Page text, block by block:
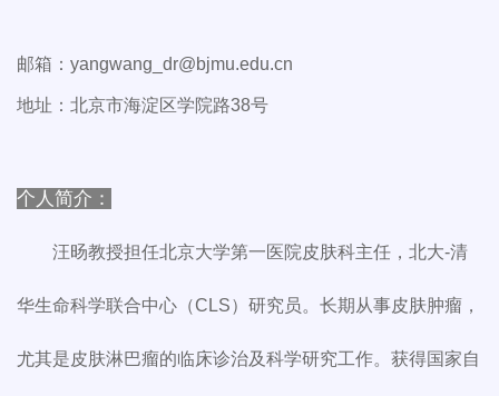
邮箱：yangwang_dr@bjmu.edu.cn
地址：北京市海淀区学院路38号
个人简介：
汪旸教授担任北京大学第一医院皮肤科主任，北大-清
华生命科学联合中心（CLS）研究员。长期从事皮肤肿瘤，
尤其是皮肤淋巴瘤的临床诊治及科学研究工作。获得国家自